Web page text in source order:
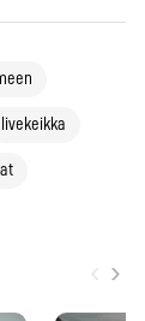
livekeikka
›